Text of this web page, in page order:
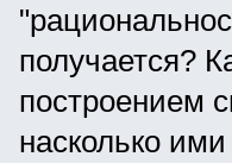
получается?
построением
насколько